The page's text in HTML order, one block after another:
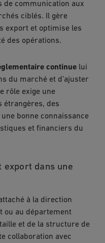
de communication aux
ciblés. Il gère
export et optimise les
des opérations.
continue lui
du marché et d’ajuster
rôle exige une
étrangères, des
bonne connaissance
et financiers du
export dans une
à la direction
ou au département
et de la structure de
collaboration avec